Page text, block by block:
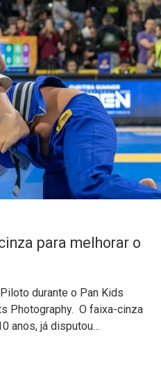
para melhorar o
durante o Pan Kids
Photography. O faixa-cinza
anos, já disputou…